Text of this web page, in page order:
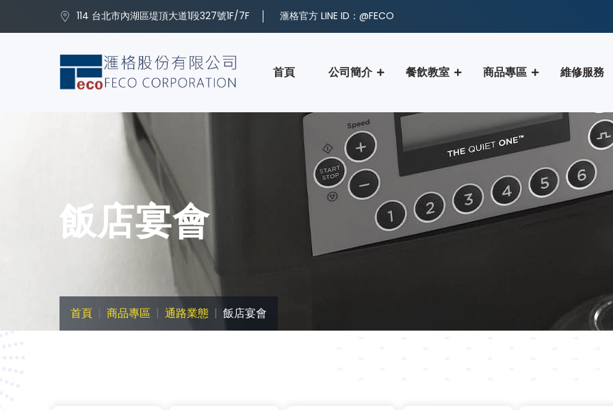
114 台北市內湖區堤頂大道1段327號1F/7F 滙格官方 LINE ID：@FECO
首頁 公司簡介 餐飲教室 商品專區 維修服務
飯店宴會
首頁 商品專區 通路業態 飯店宴會